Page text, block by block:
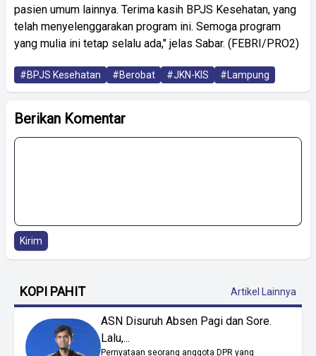
pasien umum lainnya. Terima kasih BPJS Kesehatan, yang
telah menyelenggarakan program ini. Semoga program
yang mulia ini tetap selalu ada," jelas Sabar. (FEBRI/PRO2)
#BPJS Kesehatan #Berobat #JKN-KIS #Lampung
Berikan Komentar
Kirim
KOPI PAHIT Artikel Lainnya
ASN Disuruh Absen Pagi dan Sore.
Lalu,...
Pernyataan seorang anggota DPR yang